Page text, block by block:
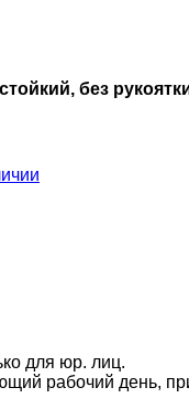
без
для юр. лиц.
рабочий день,